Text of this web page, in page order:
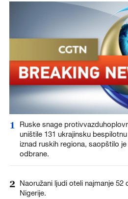
1
Ruske snage
uništile 131 ukrajinsku
iznad ruskih regiona, saopštilo
odbrane.
2 Naoružani ljudi oteli najmanje
Nigerije.